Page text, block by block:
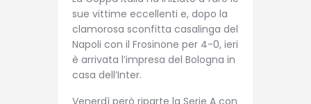
sue vittime eccellenti e, dopo la
clamorosa sconfitta casalinga del
Napoli con il Frosinone per 4-0, ieri
è arrivata l’impresa del Bologna in
casa dell’Inter.
Venerdì però riparte la Serie A con